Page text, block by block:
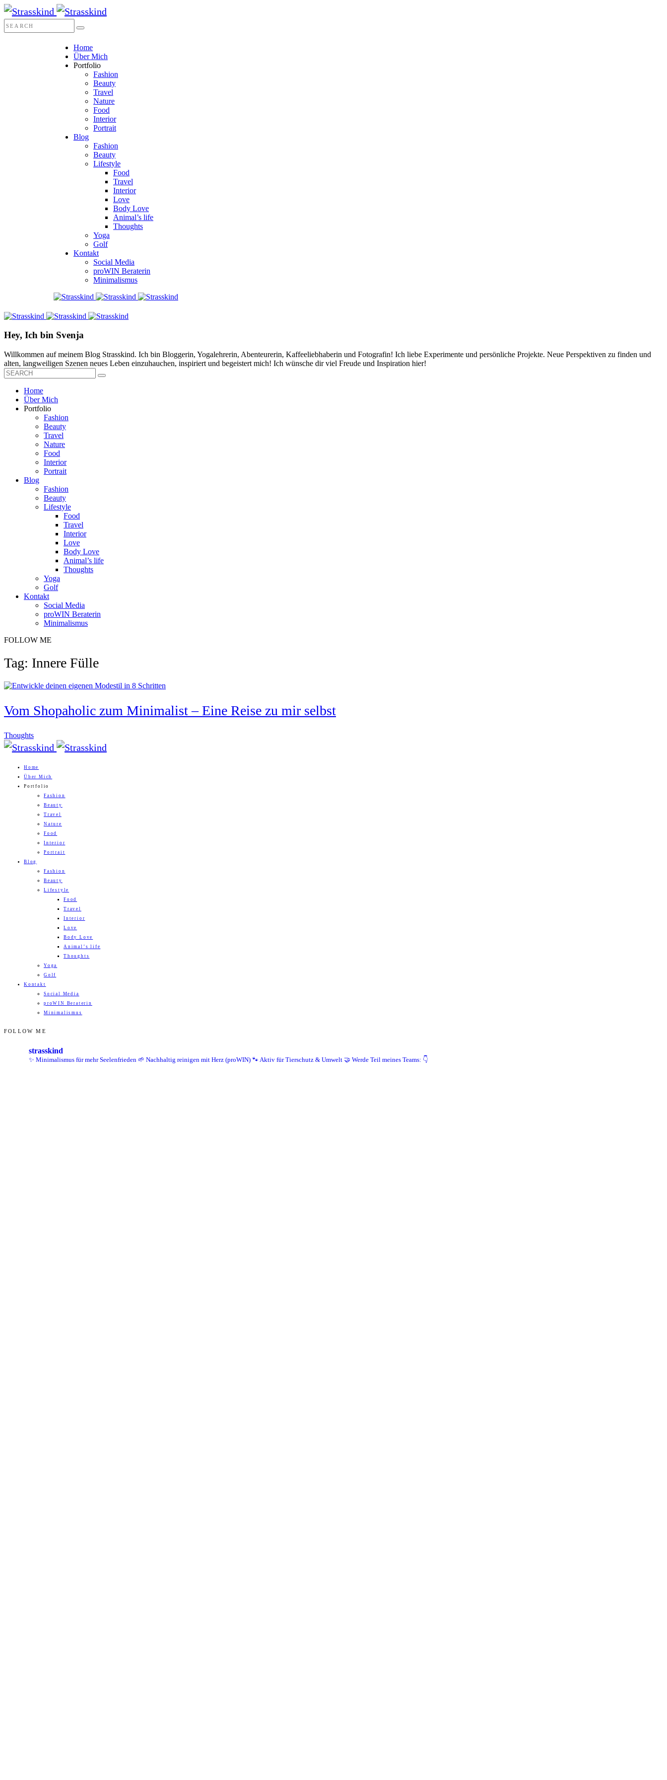
Home
Über Mich
Portfolio
Fashion
Beauty
Travel
Nature
Food
Interior
Portrait
Blog
Fashion
Beauty
Lifestyle
Food
Travel
Interior
Love
Body Love
Animal’s life
Thoughts
Yoga
Golf
Kontakt
Social Media
proWIN Beraterin
Minimalismus
Hey, Ich bin Svenja
Willkommen auf meinem Blog Strasskind. Ich bin Bloggerin, Yogalehrerin, Abenteurerin, Kaffeeliebhaberin und Fotografin! Ich liebe Experimente und persönliche Projekte. Neue Perspektiven zu finden und
alten, langweiligen Szenen neues Leben einzuhauchen, inspiriert und begeistert mich! Ich wünsche dir viel Freude und Inspiration hier!
Home
Über Mich
Portfolio
Fashion
Beauty
Travel
Nature
Food
Interior
Portrait
Blog
Fashion
Beauty
Lifestyle
Food
Travel
Interior
Love
Body Love
Animal’s life
Thoughts
Yoga
Golf
Kontakt
Social Media
proWIN Beraterin
Minimalismus
FOLLOW ME
Tag: Innere Fülle
Vom Shopaholic zum Minimalist – Eine Reise zu mir selbst
Thoughts
Home
Über Mich
Portfolio
Fashion
Beauty
Travel
Nature
Food
Interior
Portrait
Blog
Fashion
Beauty
Lifestyle
Food
Travel
Interior
Love
Body Love
Animal’s life
Thoughts
Yoga
Golf
Kontakt
Social Media
proWIN Beraterin
Minimalismus
FOLLOW ME
strasskind
✨ Minimalismus für mehr Seelenfrieden 🌱 Nachhaltig reinigen mit Herz (proWIN) 🐾 Aktiv für Tierschutz & Umwelt 🤝 Werde Teil meines Teams: 👇